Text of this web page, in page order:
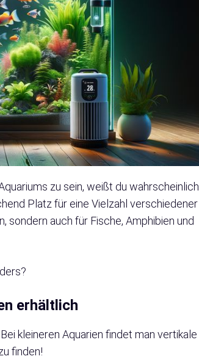
zu sein, weißt du wahrscheinlich
Platz für eine Vielzahl verschiedener
sondern auch für Fische, Amphibien und
erhältlich
kleineren Aquarien findet man vertikale
finden!